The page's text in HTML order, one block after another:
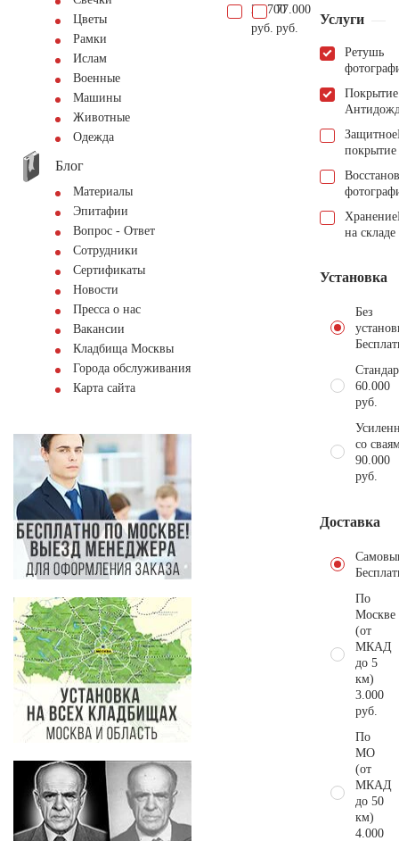
Цветы
Рамки
Ислам
Военные
Машины
Животные
Одежда
Блог
Материалы
Эпитафии
Вопрос - Ответ
Сотрудники
Сертификаты
Новости
Пресса о нас
Вакансии
Кладбища Москвы
Города обслуживания
Карта сайта
20.700
руб.
77.000
руб.
Услуги
Ретушь
Покрытие
Защитное
покрытие
Хранение
на складе
Установка
Без
60.000
руб.
со
90.000
руб.
Доставка
По
Москве
(от
МКАД
до 5
км)
3.000
руб.
По
МО
(от
МКАД
до 50
км)
4.000